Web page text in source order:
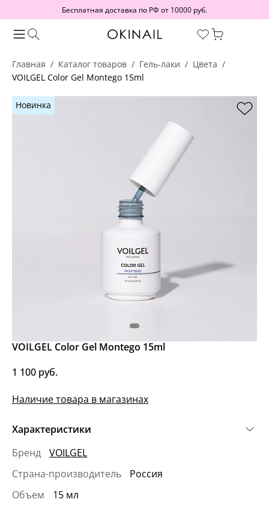
Бесплатная доставка по РФ от 10000 руб.
Главная Каталог товаров Гель-лаки
Цвета
VOILGEL Color Gel Montego 15ml
Новинка
VOILGEL Color Gel Montego 15ml
1 100 руб.
Наличие товара в магазинах
Характеристики
Бренд
VOILGEL
Страна-производитель
Россия
Объем
15 мл